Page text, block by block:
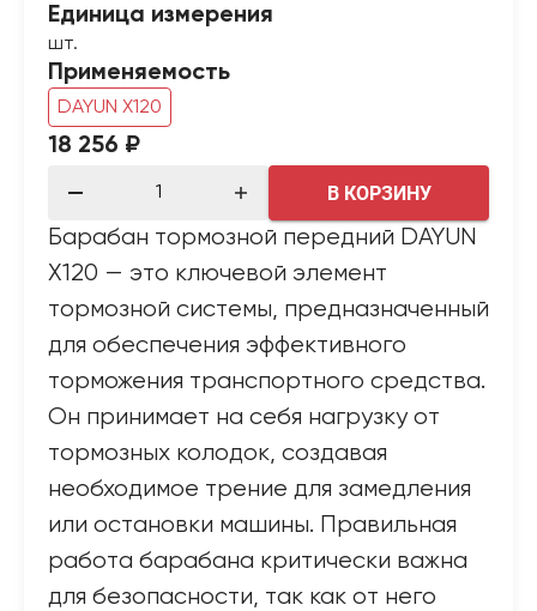
Единица измерения
шт.
Применяемость
DAYUN X120
18 256 ₽
В КОРЗИНУ
Барабан тормозной передний DAYUN
X120 — это ключевой элемент
тормозной системы, предназначенный
для обеспечения эффективного
торможения транспортного средства.
Он принимает на себя нагрузку от
тормозных колодок, создавая
необходимое трение для замедления
или остановки машины. Правильная
работа барабана критически важна
для безопасности, так как от него